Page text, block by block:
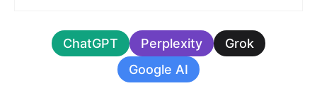
ChatGPT Perplexity
Grok
Google AI